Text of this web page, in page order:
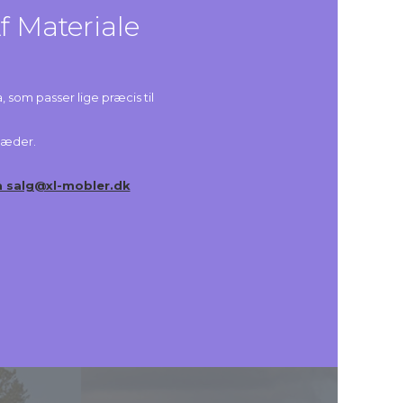
Materiale
som passer lige præcis til
salg@xl-mobler.dk